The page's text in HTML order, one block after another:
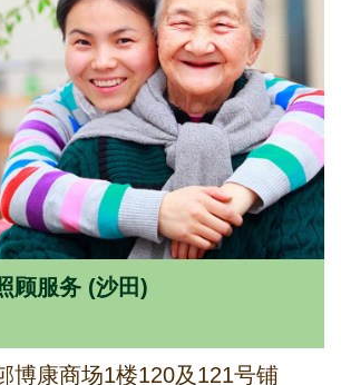
顾服务 (沙田)
博康商场1楼120及121号铺